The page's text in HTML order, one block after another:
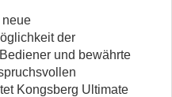
neue
der
und bewährte
Kongsberg Ultimate